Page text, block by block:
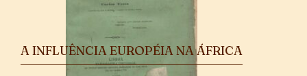
A INFLUÊNCIA EUROPÉIA NA ÁFRICA